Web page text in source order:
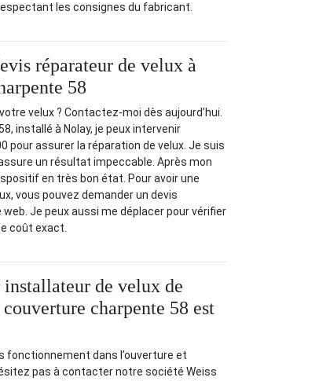
les consignes du fabricant.
réparateur de velux à
58
velux ? Contactez-moi dès aujourd’hui.
installé à Nolay, je peux intervenir
pour assurer la réparation de velux. Je suis
un résultat impeccable. Après mon
en très bon état. Pour avoir une
vous pouvez demander un devis
Je peux aussi me déplacer pour vérifier
coût exact.
de velux de
charpente 58 est
fonctionnement dans l’ouverture et
pas à contacter notre société Weiss